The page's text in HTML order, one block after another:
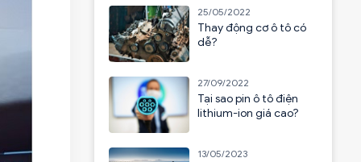
25/05/2022
Thay động cơ ô tô có
dễ?
27/09/2022
Tại sao pin ô tô điện
lithium-ion giá cao?
13/05/2023